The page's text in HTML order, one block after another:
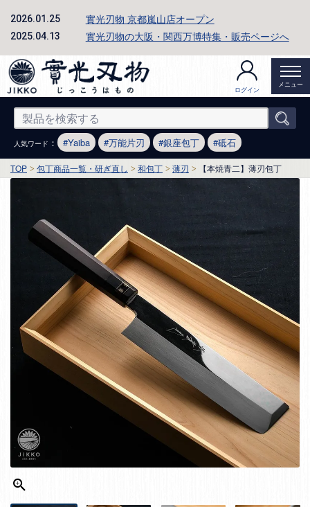
2026.01.25 實光刃物 京都嵐山店オープン
2025.04.13 實光刃物の大阪・関西万博特集・販売ページへ
ログイン
メニュー
人気ワード ： Yaiba 万能片刃 銀座包丁 砥石
TOP 包丁商品一覧・研ぎ直し 和包丁 薄刃 【本焼青二】薄刃包丁